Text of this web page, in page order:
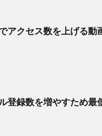
アクセス数を上げる動
登録数を増やすため最